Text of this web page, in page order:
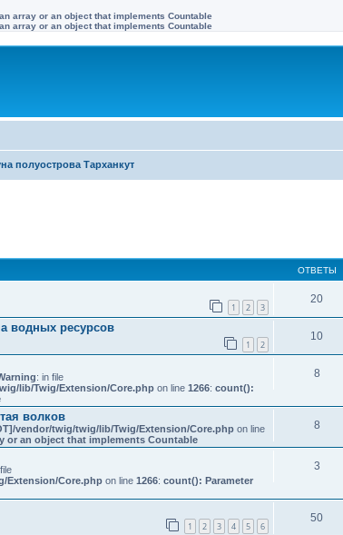
array or an object that implements Countable
array or an object that implements Countable
полуострова Тарханкут
ОТВЕТЫ
1 2 3
20
водных ресурсов
1 2
10
: in file
lib/Twig/Extension/Core.phpon line 1266: count():
8
волков
vendor/twig/twig/lib/Twig/Extension/Core.phpon line
or an object that implements Countable
8
Extension/Core.phpon line 1266: count(): Parameter
3
1 2 3 4 5 6
50